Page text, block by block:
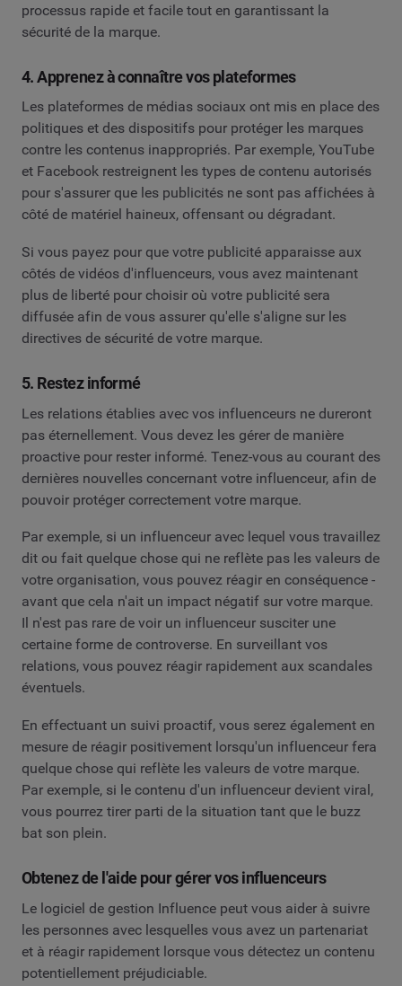
processus rapide et facile tout en garantissant la
sécurité de la marque.
4. Apprenez à connaître vos plateformes
Les plateformes de médias sociaux ont mis en place des
politiques et des dispositifs pour protéger les marques
contre les contenus inappropriés. Par exemple, YouTube
et Facebook restreignent les types de contenu autorisés
pour s'assurer que les publicités ne sont pas affichées à
côté de matériel haineux, offensant ou dégradant.
Si vous payez pour que votre publicité apparaisse aux
côtés de vidéos d'influenceurs, vous avez maintenant
plus de liberté pour choisir où votre publicité sera
diffusée afin de vous assurer qu'elle s'aligne sur les
directives de sécurité de votre marque.
5. Restez informé
Les relations établies avec vos influenceurs ne dureront
pas éternellement. Vous devez les gérer de manière
proactive pour rester informé. Tenez-vous au courant des
dernières nouvelles concernant votre influenceur, afin de
pouvoir protéger correctement votre marque.
Par exemple, si un influenceur avec lequel vous travaillez
dit ou fait quelque chose qui ne reflète pas les valeurs de
votre organisation, vous pouvez réagir en conséquence -
avant que cela n'ait un impact négatif sur votre marque.
Il n'est pas rare de voir un influenceur susciter une
certaine forme de controverse. En surveillant vos
relations, vous pouvez réagir rapidement aux scandales
éventuels.
En effectuant un suivi proactif, vous serez également en
mesure de réagir positivement lorsqu'un influenceur fera
quelque chose qui reflète les valeurs de votre marque.
Par exemple, si le contenu d'un influenceur devient viral,
vous pourrez tirer parti de la situation tant que le buzz
bat son plein.
Obtenez de l'aide pour gérer vos influenceurs
Le logiciel de gestion Influence peut vous aider à suivre
les personnes avec lesquelles vous avez un partenariat
et à réagir rapidement lorsque vous détectez un contenu
potentiellement préjudiciable.